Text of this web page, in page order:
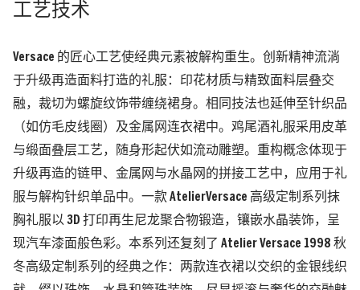
工艺技术
Versace 的匠心工艺使经典元素被解构重生。创新精神流淌
于升级再造面料打造的礼服：印花材质与精致面料层叠交
融，裁切为螺旋纹饰带缠绕裙身。相同技法也延伸至针织品
（如仿毛皮线圈）及金属网连衣裙中。鸡尾酒礼服采用皮革
与缎面叠层工艺，随身形起伏如流动雕塑。重构概念体现于
升级再造的链甲、金属网与水晶网的拼接工艺中，应用于礼
服与解构针织单品中。一款 AtelierVersace 高级定制系列抹
胸礼服以 3D 打印再生尼龙聚合物锻造，镶嵌水晶装饰，呈
现汽车漆面般色彩。本系列还复刻了 Atelier Versace 1998 秋
冬高级定制系列的经典之作：两款连衣裙以交织的金银线织